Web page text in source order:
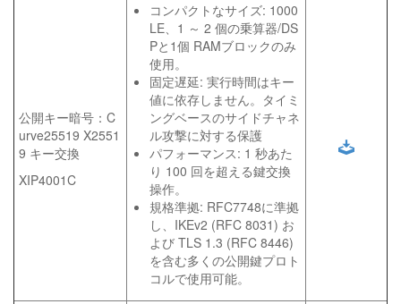
公開キー暗号：C
urve25519 X2551
9 キー交換
XIP4001C
コンパクトなサイズ: 1000
LE、1 ～ 2 個の乗算器/DS
Pと1個 RAMブロックのみ
使用。
固定遅延: 実行時間はキー
値に依存しません。タイミ
ングベースのサイドチャネ
ル攻撃に対する保護
パフォーマンス: 1 秒あた
り 100 回を超える鍵交換
操作。
規格準拠: RFC7748に準拠
し、IKEv2 (RFC 8031) お
よび TLS 1.3 (RFC 8446)
を含む多くの公開鍵プロト
コルで使用可能。